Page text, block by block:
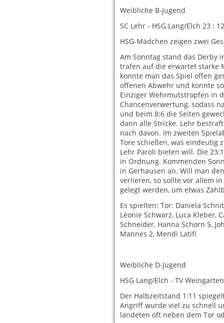
Weibliche B-Jugend
SC Lehr - HSG Lang/Elch 23 : 12
HSG-Mädchen zeigen zwei
Am Sonntag stand das Derby
trafen auf die erwartet starke
konnte man das Spiel offen
offenen Abwehr und konnte
Einziger Wehrmutstropfen in
Chancenverwertung, sodass
und beim 8:6 die Seiten
dann alle Stricke. Lehr
nach davon. Im zweiten
Tore schießen, was eindeutig
Lehr Paroli bieten will. Die
in Ordnung. Kommenden
in Gerhausen an. Will man
verlieren, so sollte vor allem
gelegt werden, um etwas
Es spielten: Tor: Daniela
Lèonie Schwarz, Luca Kleber,
Schneider, Hanna Schorn 5,
Mannes 2, Mendi Latifi
Weibliche D-Jugend
HSG Lang/Elch - TV
Der Halbzeitstand 1:11
Angriff wurde viel zu schnell
landeten oft neben dem Tor